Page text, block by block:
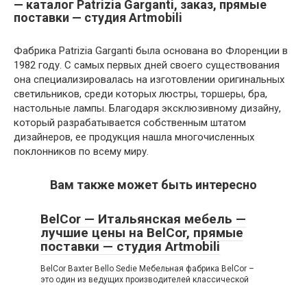
— каталог Patrizia Garganti, заказ, прямые
поставки — студия Artmobili
Фабрика Patrizia Garganti была основана во Флоренции в
1982 году. С самых первых дней своего существования
она специализировалась на изготовлении оригинальных
светильников, среди которых люстры, торшеры, бра,
настольные лампы. Благодаря эксклюзивному дизайну,
который разрабатывается собственным штатом
дизайнеров, ее продукция нашла многочисленных
поклонников по всему миру.
Вам также может быть интересно
BelCor — Итальянская мебель —
лучшие цены на BelCor, прямые
поставки — студия Artmobili
BelCor Baxter Bello Sedie Мебельная фабрика BelCor –
это один из ведущих производителей классической